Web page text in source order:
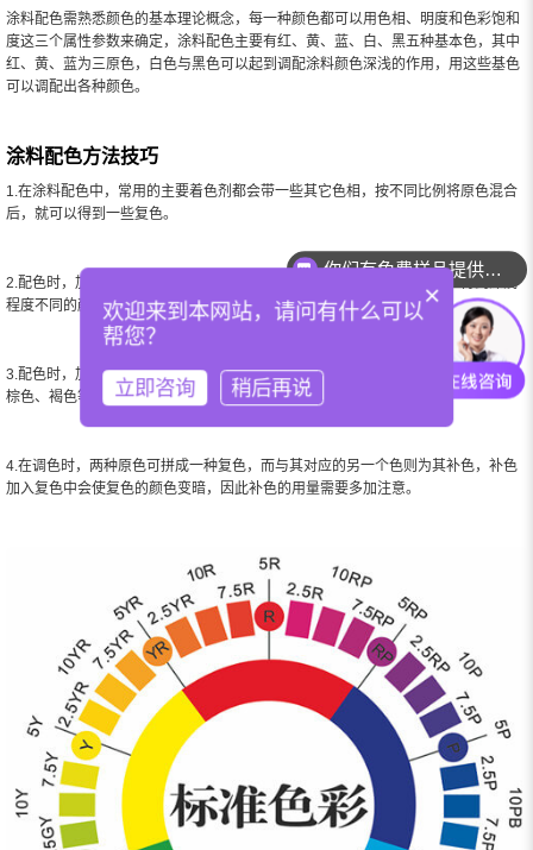
涂料配色需熟悉颜色的基本理论概念，每一种颜色都可以用色相、明度和色彩饱和
度这三个属性参数来确定，涂料配色主要有红、黄、蓝、白、黑五种基本色，其中
红、黄、蓝为三原色，白色与黑色可以起到调配涂料颜色深浅的作用，用这些基色
可以调配出各种颜色。
涂料配色方法技巧
1.在涂料配色中，常用的主要着色剂都会带一些其它色相，按不同比例将原色混合
后，就可以得到一些复色。
2.配色时，加不同分量的白色着色剂（如
）可将原色或复色冲淡，得到深浅
程度不同的颜色，如淡蓝、浅蓝、天蓝、中蓝、深蓝等。
3.配色时，加入不同分量的黑色（如炭黑）可得到亮度不同的各种色彩，如灰色、
棕色、褐色等。
4.在调色时，两种原色可拼成一种复色，而与其对应的另一个色则为其补色，补色
加入复色中会使复色的颜色变暗，因此补色的用量需要多加注意。
你们有免费样品提供吗？
×
欢迎来到本网站，请问有什么可以
帮您？
立即咨询 稍后再说